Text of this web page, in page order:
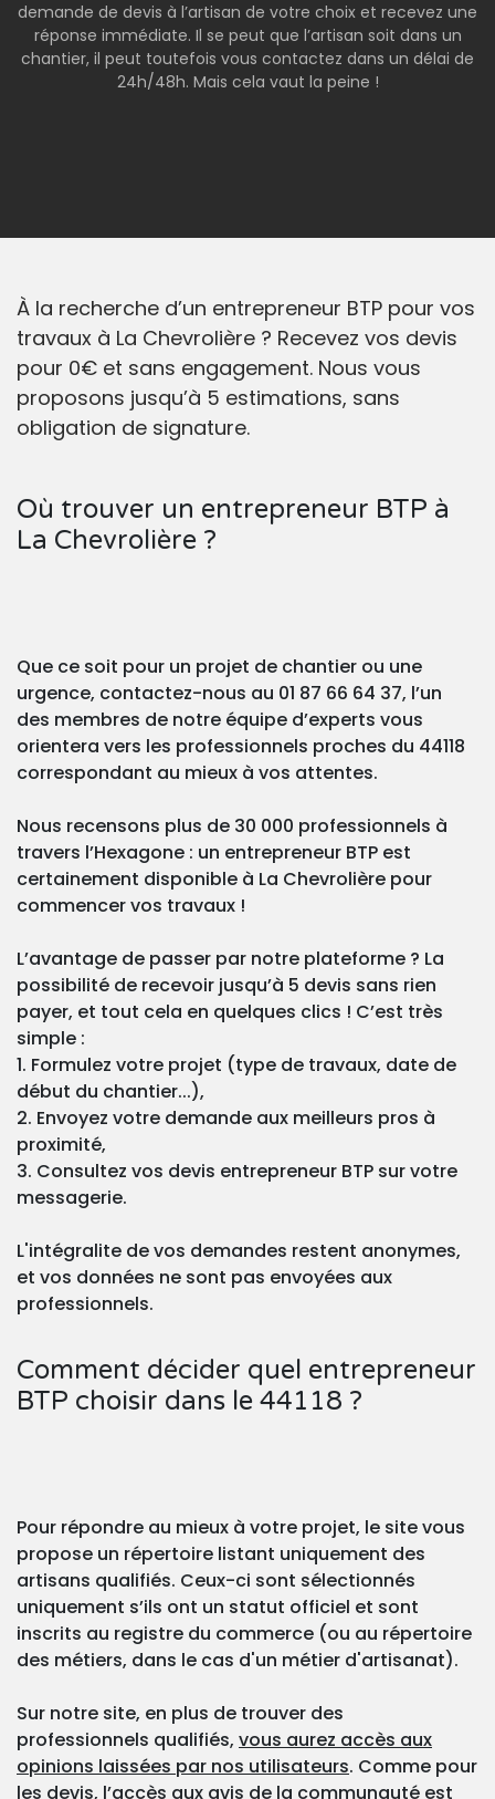
demande de devis à l’artisan de votre choix et recevez une
réponse immédiate. Il se peut que l’artisan soit dans un
chantier, il peut toutefois vous contactez dans un délai de
24h/48h. Mais cela vaut la peine !
À la recherche d’un entrepreneur BTP pour vos
travaux à La Chevrolière ? Recevez vos devis
pour 0€ et sans engagement. Nous vous
proposons jusqu’à 5 estimations, sans
obligation de signature.
Où trouver un entrepreneur BTP à
La Chevrolière ?
Que ce soit pour un projet de chantier ou une
urgence, contactez-nous au 01 87 66 64 37, l’un
des membres de notre équipe d’experts vous
orientera vers les professionnels proches du 44118
correspondant au mieux à vos attentes.
Nous recensons plus de 30 000 professionnels à
travers l’Hexagone : un entrepreneur BTP est
certainement disponible à La Chevrolière pour
commencer vos travaux !
L’avantage de passer par notre plateforme ? La
possibilité de recevoir jusqu’à 5 devis sans rien
payer, et tout cela en quelques clics ! C’est très
simple :
1. Formulez votre projet (type de travaux, date de
début du chantier...),
2. Envoyez votre demande aux meilleurs pros à
proximité,
3. Consultez vos devis entrepreneur BTP sur votre
messagerie.
L'intégralite de vos demandes restent anonymes,
et vos données ne sont pas envoyées aux
professionnels.
Comment décider quel entrepreneur
BTP choisir dans le 44118 ?
Pour répondre au mieux à votre projet, le site vous
propose un répertoire listant uniquement des
artisans qualifiés. Ceux-ci sont sélectionnés
uniquement s’ils ont un statut officiel et sont
inscrits au registre du commerce (ou au répertoire
des métiers, dans le cas d'un métier d'artisanat).
Sur notre site, en plus de trouver des
professionnels qualifiés, vous aurez accès aux
opinions laissées par nos utilisateurs. Comme pour
les devis, l’accès aux avis de la communauté est